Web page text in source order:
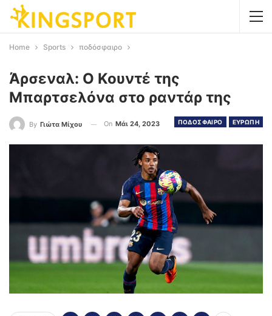
Home Sports ποδόσφαιρο
Άρσεναλ: Ο Κουντέ της
Μπαρτσελόνα στο ραντάρ της
ΠΟΔΟΣΦΑΙΡΟ ΕΥΡΩΠΗ
By Γιώτα Μίχου On Μάι 24, 2023